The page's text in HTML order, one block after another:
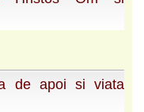
de apoi si viata